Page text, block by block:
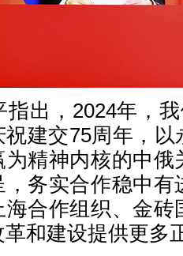
指出，2024年，
祝建交75周年，
为精神内核的中
，务实合作稳中
海合作组织、金
和建设提供更多